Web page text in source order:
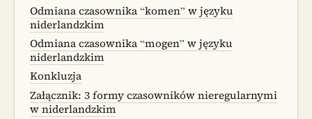
Odmiana czasownika “komen” w języku
niderlandzkim
Odmiana czasownika “mogen” w języku
niderlandzkim
Konkluzja
Załącznik: 3 formy czasowników nieregularnymi
w niderlandzkim